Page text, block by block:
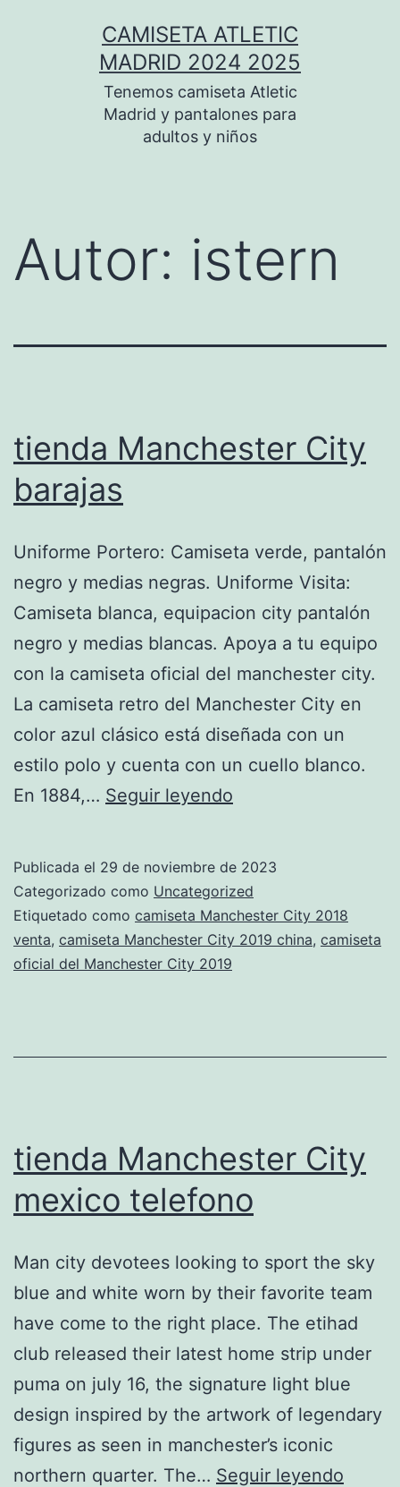
CAMISETA ATLETIC
MADRID 2024 2025
Tenemos camiseta Atletic
Madrid y pantalones para
adultos y niños
Autor: istern
tienda Manchester City
barajas
Uniforme Portero: Camiseta verde, pantalón
negro y medias negras. Uniforme Visita:
Camiseta blanca, equipacion city pantalón
negro y medias blancas. Apoya a tu equipo
con la camiseta oficial del manchester city.
La camiseta retro del Manchester City en
color azul clásico está diseñada con un
estilo polo y cuenta con un cuello blanco.
En 1884,… Seguir leyendo
barajas
Publicada el 29 de noviembre de 2023
Categorizado como Uncategorized
Etiquetado como camiseta Manchester City 2018
venta, camiseta Manchester City 2019 china, camiseta
oficial del Manchester City 2019
tienda Manchester City
mexico telefono
Man city devotees looking to sport the sky
blue and white worn by their favorite team
have come to the right place. The etihad
club released their latest home strip under
puma on july 16, the signature light blue
design inspired by the artwork of legendary
figures as seen in manchester’s iconic
northern quarter. The… Seguir leyendo